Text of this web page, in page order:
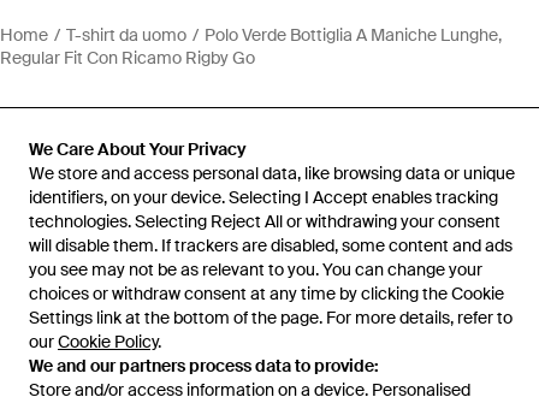
We Care About Your Privacy
We store and access personal data, like browsing data or unique
identifiers, on your device. Selecting I Accept enables tracking
technologies. Selecting Reject All or withdrawing your consent
will disable them. If trackers are disabled, some content and ads
you see may not be as relevant to you. You can change your
choices or withdraw consent at any time by clicking the Cookie
Settings link at the bottom of the page. For more details, refer to
ourCookie Policy.
We and our partners process data to provide:
Store and/or access information on a device. Personalised
Home T-shirt da uomo
Polo Verde Bottiglia A Maniche Lunghe,
Regular Fit Con Ricamo Rigby Go
Assistenza e info